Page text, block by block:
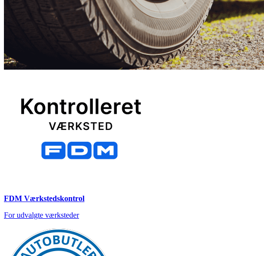
FDM Værkstedskontrol
For udvalgte værksteder